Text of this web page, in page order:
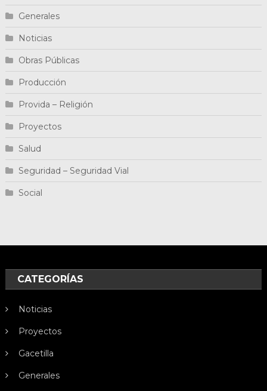
Generales
Noticias
Obras Públicas
Producción
Provida – Religión
Proyectos
Salud
Seguridad – Seguridad Vial
Social
CATEGORÍAS
Noticias
Proyectos
Gacetilla
Generales